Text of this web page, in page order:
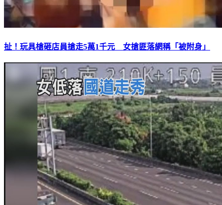
扯！玩具槍砸店員搶走5萬1千元 女搶匪落網稱「被附身」